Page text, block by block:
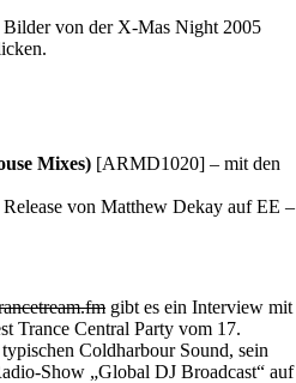
Bilder von der X-Mas Night 2005
Mixes) [ARMD1020] – mit den
von Matthew Dekay auf EE –
gibt es ein Interview mit
Trance Central Party vom 17.
Coldharbour Sound, sein
Show „Global DJ Broadcast“ auf